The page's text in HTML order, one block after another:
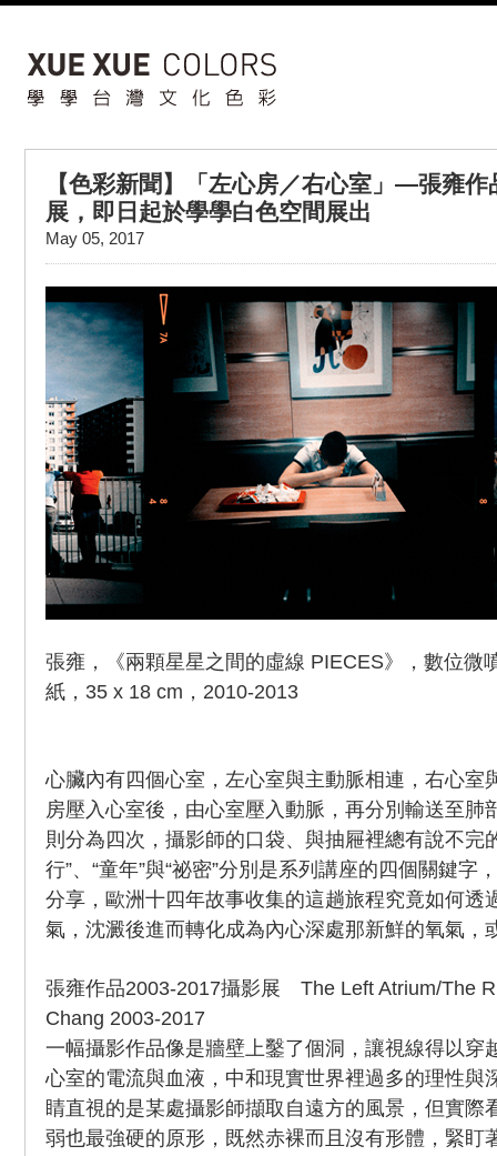
【色彩新聞】「左心房／右心室」—張雍
展，即日起於學學白色空間展出
May 05, 2017
張雍，《兩顆星星之間的虛線 PIECES》，數位微
紙，35 x 18 cm，2010-2013
心臟內有四個心室，左心室與主動脈相連，右心室
房壓入心室後，由心室壓入動脈，再分別輸送至肺
則分為四次，攝影師的口袋、與抽屜裡總有說不完
行”、“童年”與“祕密”分別是系列講座的四個關鍵字
分享，歐洲十四年故事收集的這趟旅程究竟如何透
氣，沈澱後進而轉化成為內心深處那新鮮的氧氣，
張雍作品2003-2017攝影展 The Left Atrium/The
Chang 2003-2017
一幅攝影作品像是牆壁上鑿了個洞，讓視線得以穿
心室的電流與血液，中和現實世界裡過多的理性與
睛直視的是某處攝影師擷取自遠方的風景，但實際
弱也最強硬的原形，既然赤裸而且沒有形體，緊盯